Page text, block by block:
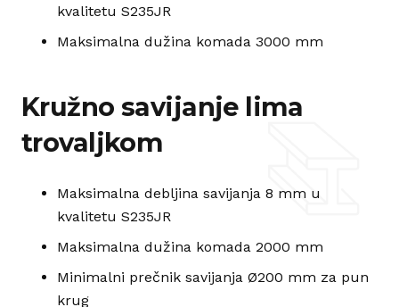
kvalitetu S235JR
Maksimalna dužina komada 3000 mm
Kružno savijanje lima
trovaljkom
Maksimalna debljina savijanja 8 mm u
kvalitetu S235JR
Maksimalna dužina komada 2000 mm
Minimalni prečnik savijanja Ø200 mm za pun
krug